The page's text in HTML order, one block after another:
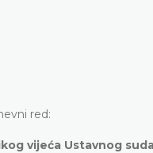
red:
vijeća Ustavnog suda